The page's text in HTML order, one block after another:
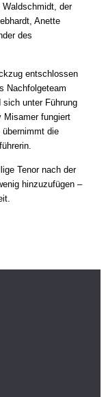
Waldschmidt, der
Anette
des
entschlossen
Nachfolgeteam
unter Führung
Misamer fungiert
die
Tenor nach der
hinzuzufügen –